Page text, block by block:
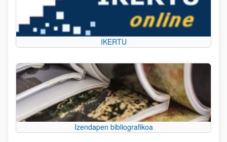
IKERTU
Izendapen bibliografikoa